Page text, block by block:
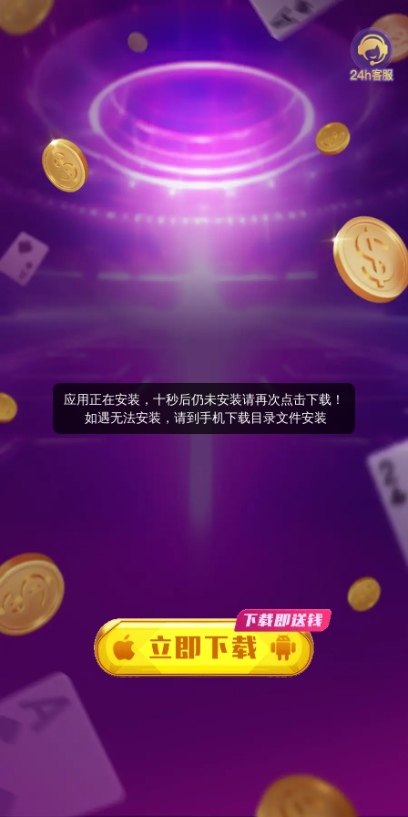
应用正在安装，十秒后仍未安装请再次点击下载！
如遇无法安装，请到手机下载目录文件安装